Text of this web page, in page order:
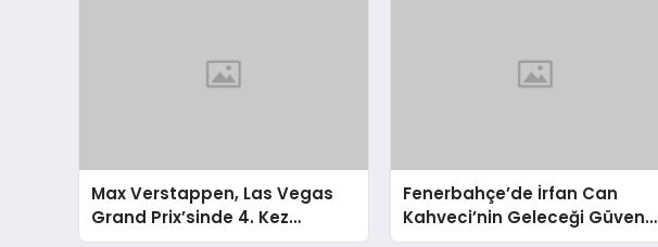
Max Verstappen, Las Vegas
Grand Prix’sinde 4. Kez
Şampiyon Oldu
Fenerbahçe’de İrfan Can
Kahveci’nin Geleceği Güvence
Altında